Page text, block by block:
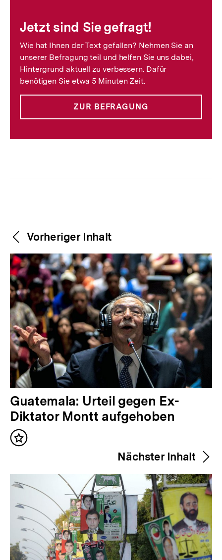
Jetzt sind Sie gefragt!
Wie hat Ihnen der Text gefallen? Nehmen Sie an
unserer Befragung teil und helfen Sie uns dabei,
Hintergrund aktuell zu verbessern. Dafür
benötigen Sie etwa 5 Minuten Zeit.
ZUR BEFRAGUNG
Weitere
Inhalte
Content-
Navigation
Vorheriger Inhalt
V
o
r
h
r
g
I
Guatemala: Urteil gegen Ex-
Diktator Montt aufgehoben
Inhalt
Nächster Inhalt